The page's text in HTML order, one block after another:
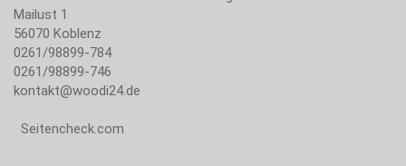
Mailust 1
56070 Koblenz
0261/98899-784
0261/98899-746
kontakt@woodi24.de
Seitencheck.com